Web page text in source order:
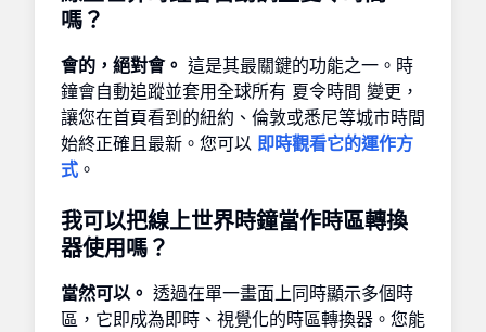
嗎？
會的，絕對會。 這是其最關鍵的功能之一。時
鐘會自動追蹤並套用全球所有 夏令時間 變更，
讓您在首頁看到的紐約、倫敦或悉尼等城市時間
始終正確且最新。您可以 即時觀看它的運作方
式 。
我可以把線上世界時鐘當作時區轉換
器使用嗎？
當然可以。 透過在單一畫面上同時顯示多個時
區，它即成為即時、視覺化的時區轉換器。您能